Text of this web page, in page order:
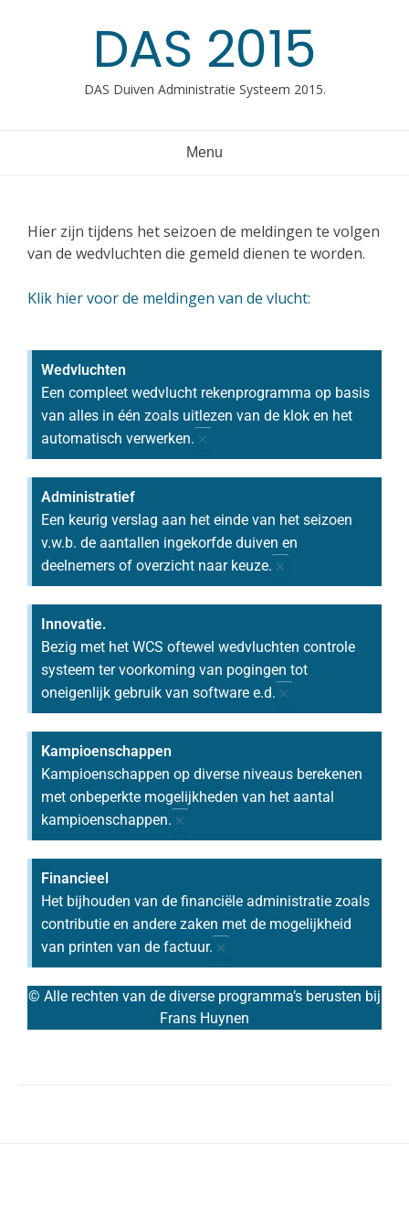
DAS 2015
DAS Duiven Administratie Systeem 2015.
Menu
Hier zijn tijdens het seizoen de meldingen te volgen
van de wedvluchten die gemeld dienen te worden.
Klik hier voor de meldingen van de vlucht:
Wedvluchten
Een compleet wedvlucht rekenprogramma op basis
van alles in één zoals uitlezen van de klok en het
automatisch verwerken. ×
Administratief
Een keurig verslag aan het einde van het seizoen
v.w.b. de aantallen ingekorfde duiven en
deelnemers of overzicht naar keuze. ×
Innovatie.
Bezig met het WCS oftewel wedvluchten controle
systeem ter voorkoming van pogingen tot
oneigenlijk gebruik van software e.d. ×
Kampioenschappen
Kampioenschappen op diverse niveaus berekenen
met onbeperkte mogelijkheden van het aantal
kampioenschappen. ×
Financieel
Het bijhouden van de financiële administratie zoals
contributie en andere zaken met de mogelijkheid
van printen van de factuur. ×
© Alle rechten van de diverse programma’s berusten bij
Frans Huynen